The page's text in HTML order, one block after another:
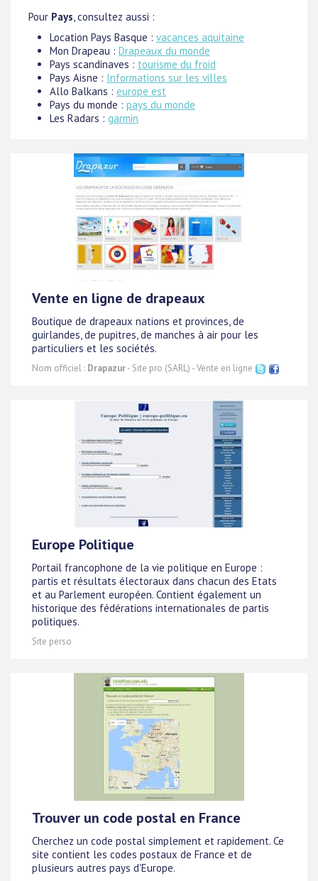
Pour Pays, consultez aussi :
Location Pays Basque : vacances aquitaine
Mon Drapeau : Drapeaux du monde
Pays scandinaves : tourisme du froid
Pays Aisne : Informations sur les villes
Allo Balkans : europe est
Pays du monde : pays du monde
Les Radars : garmin
Vente en ligne de drapeaux
Boutique de drapeaux nations et provinces, de
guirlandes, de pupitres, de manches à air pour les
particuliers et les sociétés.
Nom officiel : Drapazur- Site pro (SARL) - Vente en ligne
Europe Politique
Portail francophone de la vie politique en Europe :
partis et résultats électoraux dans chacun des Etats
et au Parlement européen. Contient également un
historique des fédérations internationales de partis
politiques.
Site perso
Trouver un code postal en France
Cherchez un code postal simplement et rapidement. Ce
site contient les codes postaux de France et de
plusieurs autres pays d'Europe.